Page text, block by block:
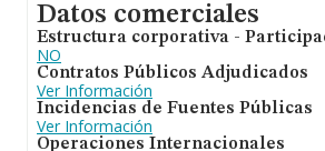
Datos comerciales
Estructura corporativa -
NO
Contratos Públicos Adjudicados
Ver Información
Incidencias de Fuentes Públicas
Ver Información
Operaciones Internacionales